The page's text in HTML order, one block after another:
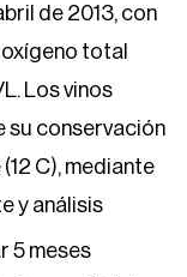
de 2013, con
total
Los vinos
su conservación
C), mediante
y análisis
5 meses